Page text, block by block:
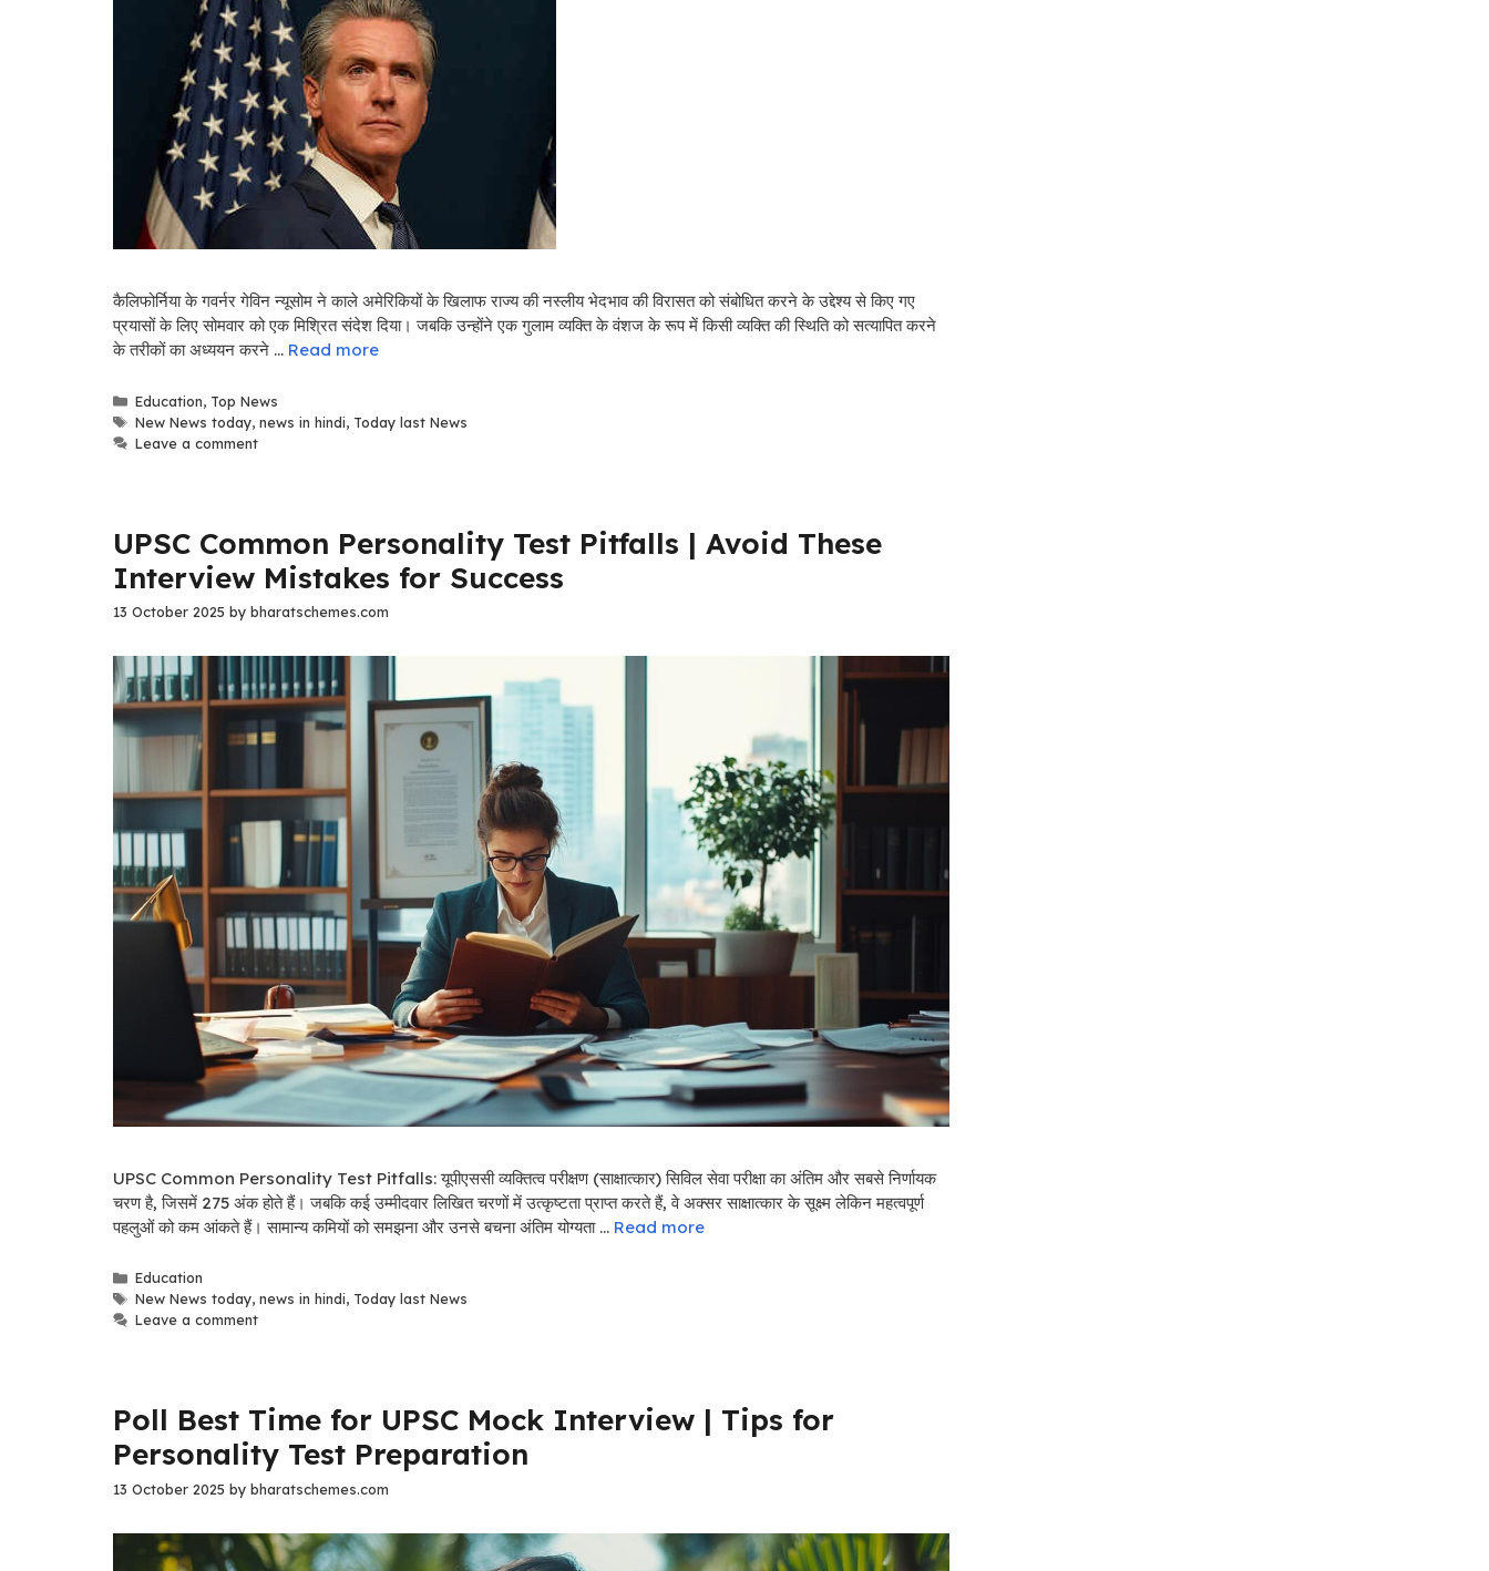
कैलिफोर्निया के गवर्नर गेविन न्यूसोम ने काले अमेरिकियों के खिलाफ राज्य की नस्लीय भेदभाव की विरासत को संबोधित करने के उद्देश्य से किए गए
प्रयासों के लिए सोमवार को एक मिश्रित संदेश दिया। जबकि उन्होंने एक गुलाम व्यक्ति के वंशज के रूप में किसी व्यक्ति की स्थिति को सत्यापित करने
के तरीकों का अध्ययन करने … Read more
Categories
Education, Top News
Tags
New News today,news in hindi, Today last News
Leave a comment
UPSC Common Personality Test Pitfalls | Avoid These
Interview Mistakes for Success
13 October 2025 by bharatschemes.com
UPSC Common Personality Test Pitfalls: यूपीएससी व्यक्तित्व परीक्षण (साक्षात्कार) सिविल सेवा परीक्षा का अंतिम और सबसे निर्णायक
चरण है, जिसमें 275 अंक होते हैं। जबकि कई उम्मीदवार लिखित चरणों में उत्कृष्टता प्राप्त करते हैं, वे अक्सर साक्षात्कार के सूक्ष्म लेकिन महत्वपूर्ण
पहलुओं को कम आंकते हैं। सामान्य कमियों को समझना और उनसे बचना अंतिम योग्यता … Read more
Categories
Education
Tags
New News today,news in hindi, Today last News
Leave a comment
Poll Best Time for UPSC Mock Interview | Tips for
Personality Test Preparation
13 October 2025 by bharatschemes.com